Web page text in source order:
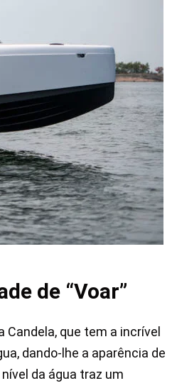
de “Voar”
que tem a incrível
dando-lhe a aparência de
da água traz um